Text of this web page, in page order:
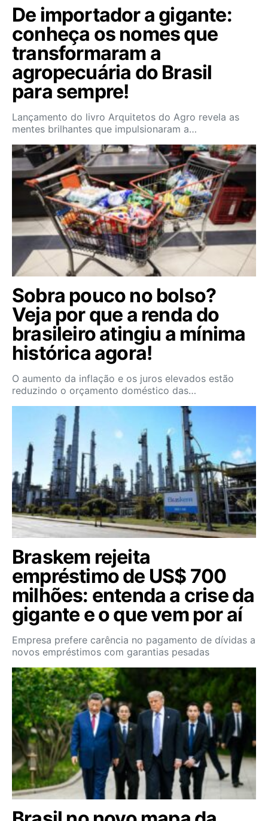
De importador a gigante:
conheça os nomes que
transformaram a
agropecuária do Brasil
para sempre!
Lançamento do livro Arquitetos do Agro revela as
mentes brilhantes que impulsionaram a…
Sobra pouco no bolso?
Veja por que a renda do
brasileiro atingiu a mínima
histórica agora!
O aumento da inflação e os juros elevados estão
reduzindo o orçamento doméstico das…
Braskem rejeita
empréstimo de US$ 700
milhões: entenda a crise da
gigante e o que vem por aí
Empresa prefere carência no pagamento de dívidas a
novos empréstimos com garantias pesadas